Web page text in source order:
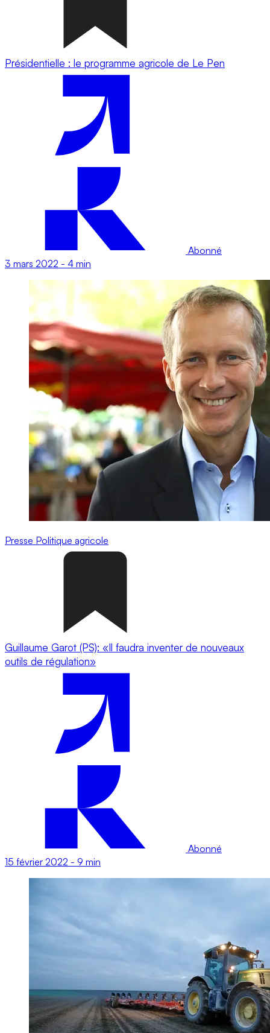
Présidentielle : le programme agricole de Le Pen
Abonné
3 mars 2022 - 4 min
Presse Politique agricole
Guillaume Garot (PS): «Il faudra inventer de nouveaux
outils de régulation»
Abonné
15 février 2022 - 9 min